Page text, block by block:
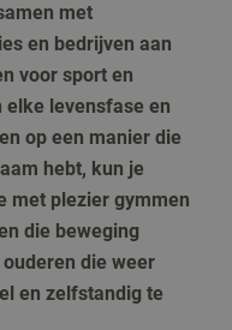
met
en bedrijven aan
voor sport en
elke levensfase en
op een manier die
hebt, kun je
met plezier gymmen
die beweging
die weer
en zelfstandig te